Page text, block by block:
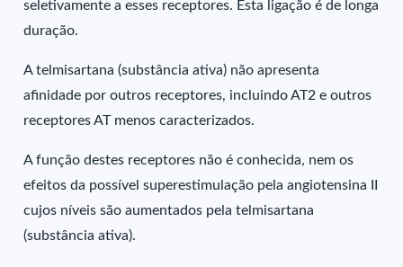
seletivamente a esses receptores. Esta ligação é de longa
duração.
A telmisartana (substância ativa) não apresenta
afinidade por outros receptores, incluindo AT2 e outros
receptores AT menos caracterizados.
A função destes receptores não é conhecida, nem os
efeitos da possível superestimulação pela angiotensina II
cujos níveis são aumentados pela telmisartana
(substância ativa).